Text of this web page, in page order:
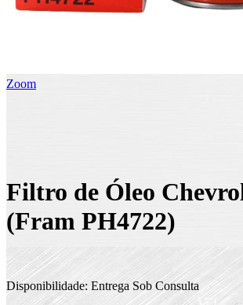
Zoom
Filtro de Óleo
(Fram PH4722)
Disponibilidade: Entrega Sob Consulta